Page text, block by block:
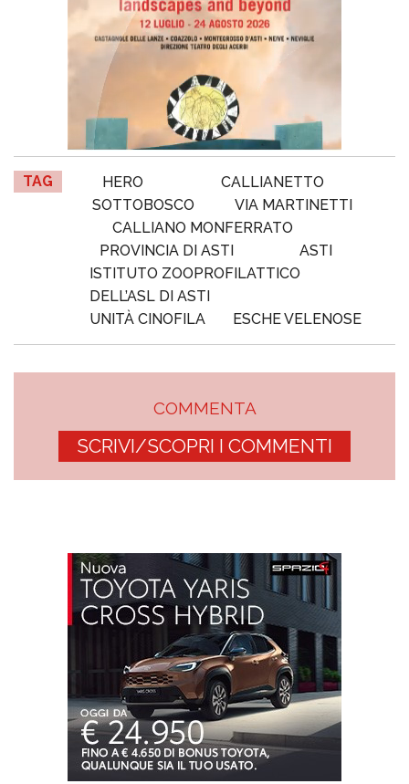
TAG HERO
CALLIANETTO
SOTTOBOSCO
VIA MARTINETTI
CALLIANO MONFERRATO
PROVINCIA DI ASTI
ASTI
ISTITUTO ZOOPROFILATTICO
DELL’ASL DI ASTI
UNITÀ CINOFILA
ESCHE VELENOSE
COMMENTA
SCRIVI/SCOPRI I COMMENTI